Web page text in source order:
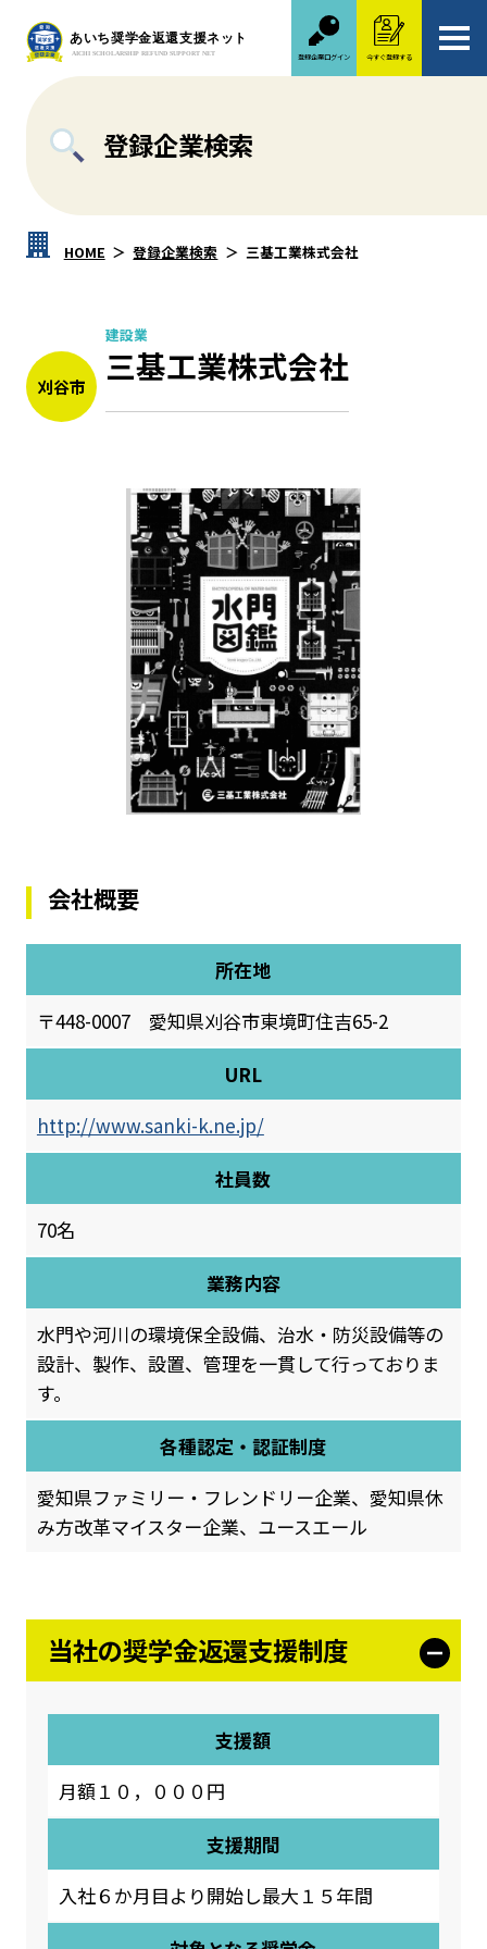
登録企業ログイン 今すぐ登録する
登録企業検索
HOME 登録企業検索 三基工業株式会社
刈谷市
建設業
三基工業株式会社
会社概要
所在地
〒448-0007 愛知県刈谷市東境町住吉65-2
URL
http://www.sanki-k.ne.jp/
社員数
70名
業務内容
水門や河川の環境保全設備、治水・防災設備等の
設計、製作、設置、管理を一貫して行っておりま
す。
各種認定・認証制度
愛知県ファミリー・フレンドリー企業、愛知県休
み方改革マイスター企業、ユースエール
当社の奨学金返還支援制度
支援額
月額１０，０００円
支援期間
入社６か月目より開始し最大１５年間